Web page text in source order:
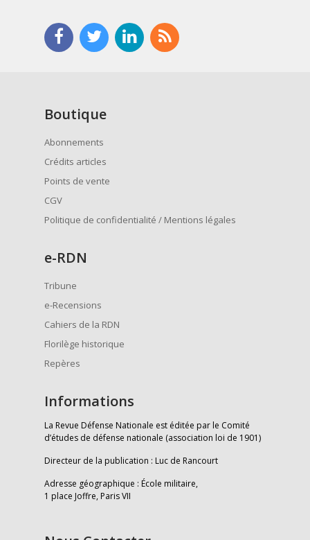
Boutique
Abonnements
Crédits articles
Points de vente
CGV
Politique de confidentialité / Mentions légales
e-RDN
Tribune
e-Recensions
Cahiers de la RDN
Florilège historique
Repères
Informations
La Revue Défense Nationale est éditée par le Comité
d’études de défense nationale (association loi de 1901)
Directeur de la publication : Luc de Rancourt
Adresse géographique : École militaire,
1 place Joffre, Paris VII